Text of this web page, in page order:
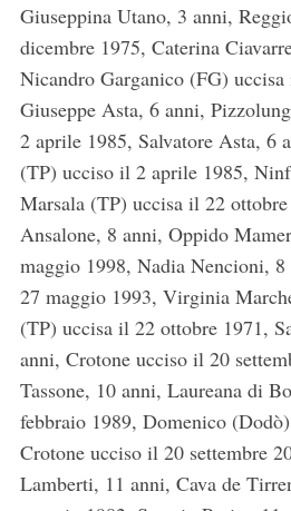
Giuseppina Utano, 3 anni,
dicembre 1975, Caterina
Nicandro Garganico (FG)
Giuseppe Asta, 6 anni,
2 aprile 1985, Salvatore Asta, 6
(TP) ucciso il 2 aprile 1985,
Marsala (TP) uccisa il 22
Ansalone, 8 anni, Oppido
maggio 1998, Nadia Nencioni,
27 maggio 1993, Virginia
(TP) uccisa il 22 ottobre 1971,
anni, Crotone ucciso il 20
Tassone, 10 anni, Laureana di
febbraio 1989, Domenico
Crotone ucciso il 20 settembre
Lamberti, 11 anni, Cava de